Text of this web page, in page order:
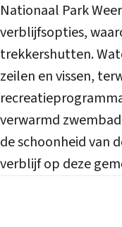
Nationaal Park
verblijfsopties,
trekkershutten.
zeilen en vissen,
verwarmd
de schoonheid van
verblijf op deze